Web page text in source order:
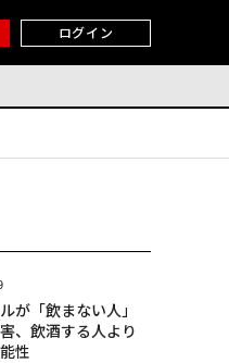
ログイン
が「飲まない人」
、飲酒する人より
性